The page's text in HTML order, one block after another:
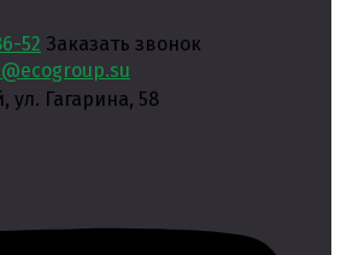
52 Заказать звонок
ул. Гагарина, 58